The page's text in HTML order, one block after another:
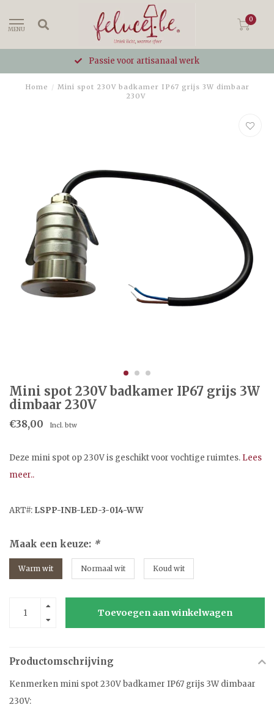
MENU
0
Passie voor artisanaal werk
Home / Mini spot 230V badkamer IP67 grijs 3W dimbaar
230V
Mini spot 230V badkamer IP67 grijs 3W
dimbaar 230V
€38,00 Incl. btw
Deze mini spot op 230V is geschikt voor vochtige ruimtes. Lees
meer..
ART#: LSPP-INB-LED-3-014-WW
Maak een keuze: *
Warm wit Normaal wit Koud wit
Toevoegen aan winkelwagen
Productomschrijving
Kenmerken mini spot 230V badkamer IP67 grijs 3W dimbaar
230V: